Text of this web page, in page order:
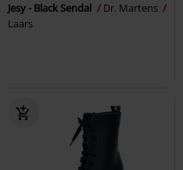
Jesy - Black Sendal
Dr. Martens
Laars